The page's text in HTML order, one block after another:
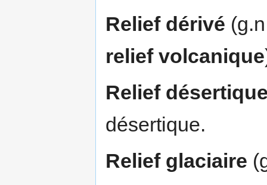
Relief dérivé
relief volcanique
Relief
désertique.
Relief glaciaire